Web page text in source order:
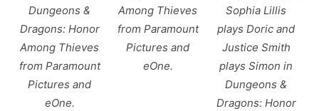
Dungeons &
Dragons: Honor
Among Thieves
from Paramount
Pictures and
eOne.
Among Thieves
from Paramount
Pictures and
eOne.
Sophia Lillis
plays Doric and
Justice Smith
plays Simon in
Dungeons &
Dragons: Honor